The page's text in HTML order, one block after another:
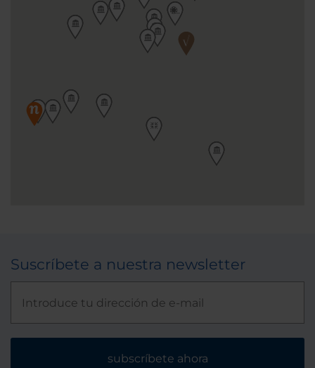
Suscríbete a nuestra newsletter
subscríbete ahora